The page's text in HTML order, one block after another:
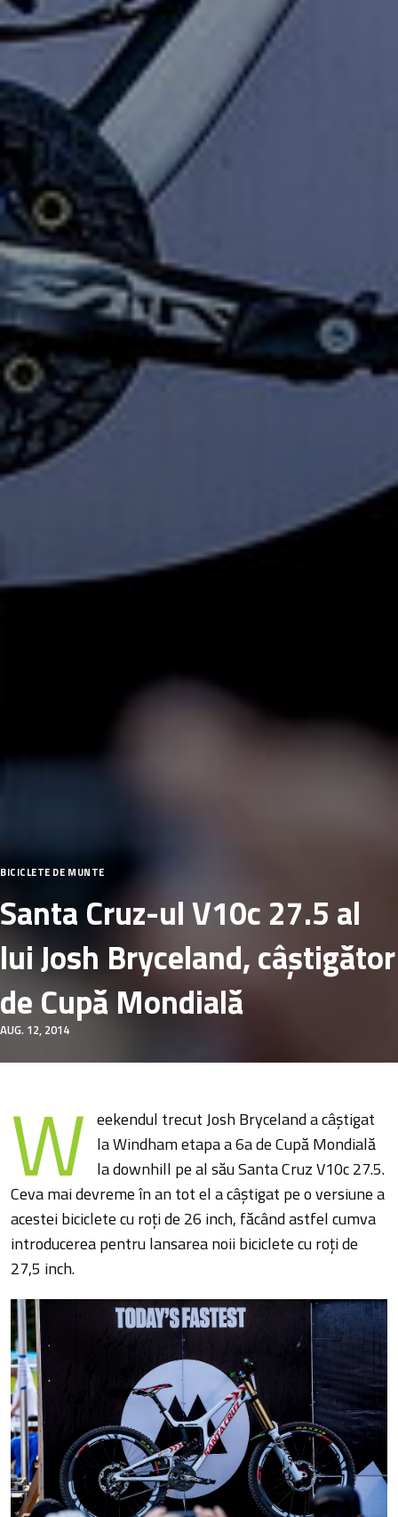
BICICLETE DE MUNTE
Santa Cruz-ul V10c 27.5 al
lui Josh Bryceland, câştigător
de Cupă Mondială
AUG. 12, 2014
W eekendul trecut Josh Bryceland a câştigat
la Windham etapa a 6a de Cupă Mondială
la downhill pe al său Santa Cruz V10c 27.5.
Ceva mai devreme în an tot el a câştigat pe o versiune a
acestei biciclete cu roţi de 26 inch, făcând astfel cumva
introducerea pentru lansarea noii biciclete cu roţi de
27,5 inch.